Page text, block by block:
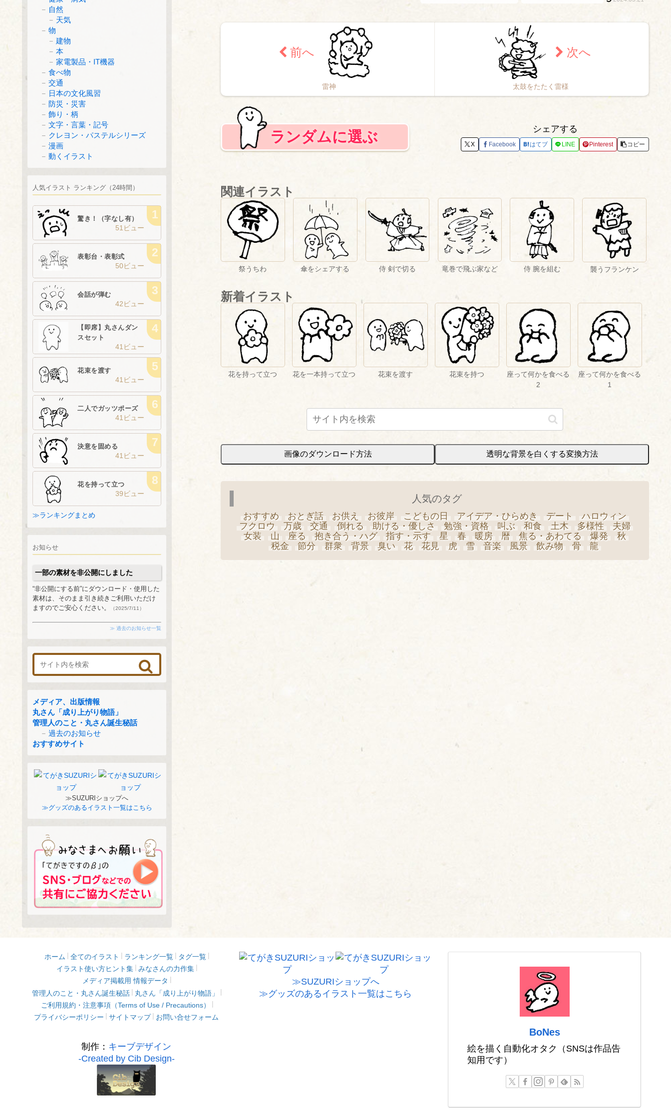
雷神 太鼓をたたく雷様
ランダムに選ぶ シェアする
X Facebook はてブ LINE Pinterest コピー
関連イラスト
祭うちわ 傘をシェアする 侍 剣で切る 竜巻で飛ぶ家など 侍 腕を組む 襲うフランケン
新着イラスト
花を持って立つ 花を一本持って立つ 花束を渡す 花束を持つ
座って何かを食べる
2
座って何かを食べる
1
画像のダウンロード方法 透明な背景を白くする変換方法
人気のタグ
おすすめ おとぎ話 お供え お彼岸 こどもの日 アイデア・ひらめき デート
ハロウィン
フクロウ
万歳 交通 倒れる 助ける・優しさ 勉強・資格 叫ぶ 和食 土木 多様性
夫婦
女装
山 座る 抱き合う・ハグ 指す・示す 星 春 暖房 暦 焦る・あわてる 爆発
秋
税金
節分 群衆 背景 臭い 花 花見 虎 雪 音楽 風景 飲み物 骨 龍
自然
天気
物
建物
本
家電製品・IT機器
食べ物
交通
日本の文化風習
防災・災害
飾り・柄
文字・言葉・記号
クレヨン・パステルシリーズ
漫画
動くイラスト
人気イラスト ランキング（24時間）
驚き！（字なし有）
51ビュー
表彰台・表彰式
50ビュー
会話が弾む
42ビュー
【即席】丸さんダン
スセット
41ビュー
花束を渡す
41ビュー
二人でガッツポーズ
41ビュー
決意を固める
41ビュー
花を持って立つ
39ビュー
≫ランキングまとめ
お知らせ
一部の素材を非公開にしました
“非公開にする前”にダウンロード・使用した
素材は、そのまま引き続きご利用いただけ
ますのでご安心ください。
（2025/7/11）
≫ 過去のお知らせ一覧
メディア、出版情報
丸さん「成り上がり物語」
管理人のこと・丸さん誕生秘話
過去のお知らせ
おすすめサイト
≫SUZURIショップへ
≫グッズのあるイラスト一覧はこちら
ホーム 全てのイラスト ランキング一覧
タグ一覧
イラスト使い方ヒント集
みなさんの力作集
メディア掲載用 情報データ
管理人のこと・丸さん誕生秘話
丸さん「成り上がり物語」
ご利用規約・注意事項（Terms of Use / Precautions）
プライバシーポリシー
サイトマップ お問い合せフォーム
制作： キーブデザイン
-Created by Cib Design-
≫SUZURIショップへ
≫グッズのあるイラスト一覧はこちら
BoNes
絵を描く自動化オタク（SNSは作品告
知用です）